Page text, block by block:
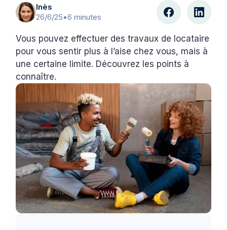
Inès
26/6/25•6 minutes
Vous pouvez effectuer des travaux de locataire
pour vous sentir plus à l’aise chez vous, mais à
une certaine limite. Découvrez les points à
connaître.